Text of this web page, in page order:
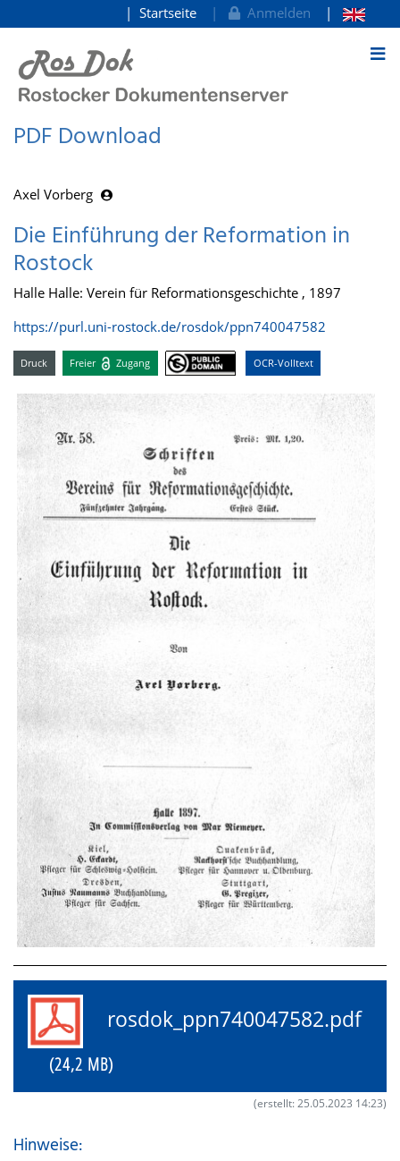
zum Inhalt
Startseite Anmelden
PDF Download
Axel Vorberg
Die Einführung der Reformation in
Rostock
Halle Halle: Verein für Reformationsgeschichte , 1897
https://purl.uni-rostock.de/rosdok/ppn740047582
Druck Freier Zugang OCR-Volltext
rosdok_ppn740047582.pdf
(24,2 MB)
(erstellt: 25.05.2023 14:23)
Hinweise: